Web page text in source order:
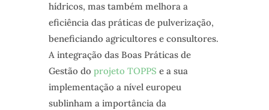
hídricos, mas também melhora a
eficiência das práticas de pulverização,
beneficiando agricultores e consultores.
A integração das Boas Práticas de
Gestão do projeto TOPPS e a sua
implementação a nível europeu
sublinham a importância da